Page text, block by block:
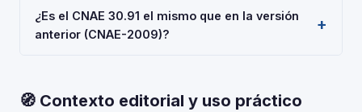
por Real Decreto 10/2025. Es un código de nivel
'Clase' usado en registros oficiales en España.
'Fabricación de motocicletas'. Deberás indicarlo al
darte de alta en la Seguridad Social (RETA), al
¿Es el CNAE 30.91 el mismo que en la versión
anterior (CNAE-2009)?
para verificar si el código 30.91 tuvo modificaciones. El
🧭 Contexto editorial y uso práctico